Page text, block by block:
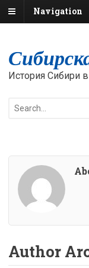
Navigation
История Сибири
Author